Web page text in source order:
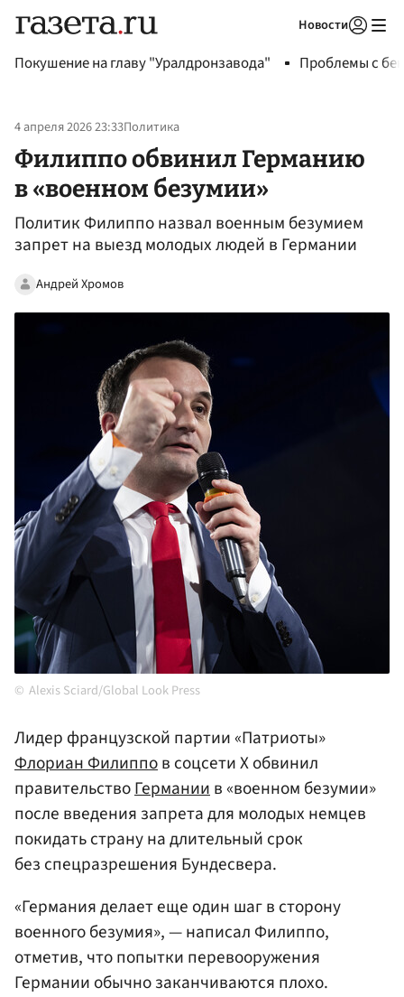
Новости
Покушение на главу "Уралдронзавода" Проблемы с
4 апреля 2026 23:33Политика
Филиппо обвинил Германию
в «военном безумии»
Политик Филиппо назвал военным безумием
запрет на выезд молодых людей в Германии
Андрей Хромов
Alexis Sciard/Global Look Press
Лидер французской партии «Патриоты»
Флориан Филиппов соцсети X обвинил
правительствоГерманиив «военном безумии»
после введения запрета для молодых немцев
покидать страну на длительный срок
без спецразрешения Бундесвера.
«Германия делает еще один шаг в сторону
военного безумия», — написал Филиппо,
отметив, что попытки перевооружения
Германии обычно заканчиваются плохо.